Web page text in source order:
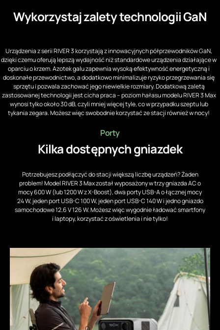
Wykorzystaj zalety technologii GaN
Urządzenia z serii RIVER 3 korzystają z innowacyjnych półprzewodników GaN,
dzięki czemu oferują lepszą wydajność niż standardowe urządzenia działające w
oparciu o krzem. Azotek galu zapewnia wysoką efektywność energetyczną i
doskonałe przewodnictwo, a dodatkowo minimalizuje ryzyko przegrzewania się
sprzętu i pozwala zachować jego niewielkie rozmiary. Dodatkową zaletą
zastosowanej technologii jest cicha praca – poziom hałasu modelu RIVER 3 Max
wynosi tylko około 30 dB, czyli mniej więcej tyle, co w przypadku szeptu lub
tykania zegara. Możesz więc swobodnie korzystać ze stacji również w nocy!
Porty
Kilka dostępnych gniazdek
Potrzebujesz podłączyć do stacji większą liczbę urządzeń? Żaden
problem! Model RIVER 3 Max został wyposażony w trzy gniazda AC o
mocy 600 W (lub 1200 W z X-Boost), dwa porty USB-A o łącznej mocy
24 W, jeden port USB-C 100 W, jeden port USB-C 140 W i jedno gniazdo
samochodowe 12,6 V 126 W. Możesz więc wygodnie ładować smartfony
i laptopy, korzystać z oświetlenia i nie tylko!